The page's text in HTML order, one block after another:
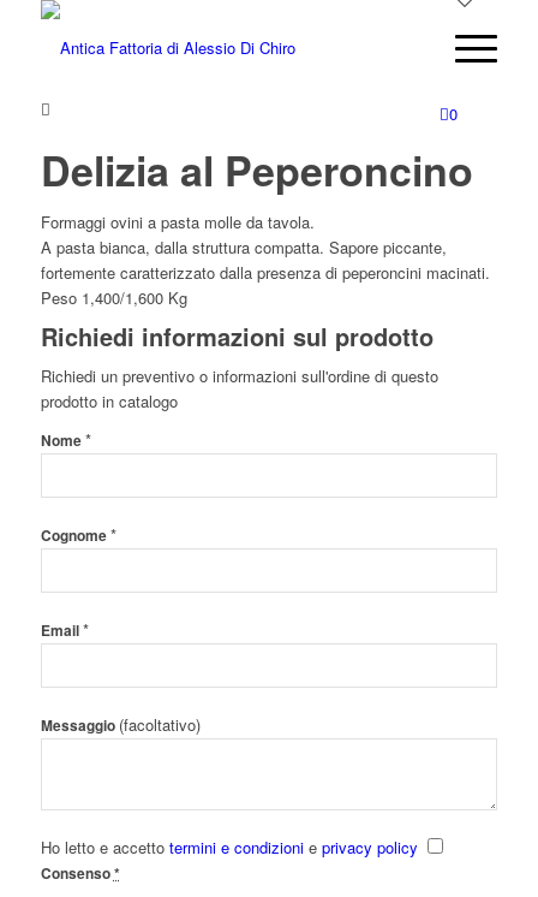
0
Delizia al Peperoncino
Formaggi ovini a pasta molle da tavola.
A pasta bianca, dalla struttura compatta. Sapore piccante,
fortemente caratterizzato dalla presenza di peperoncini macinati.
Peso 1,400/1,600 Kg
Richiedi informazioni sul prodotto
Richiedi un preventivo o informazioni sull'ordine di questo
prodotto in catalogo
Nome*
Cognome*
Email*
Messaggio (facoltativo)
Ho letto e accetto termini e condizionie privacy policy
Consenso*